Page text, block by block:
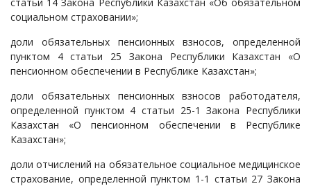
социальном страховании»;
доли обязательных пенсионных взносов, определенной
пунктом 4 статьи 25 Закона Республики Казахстан «О
пенсионном обеспечении в Республике Казахстан»;
доли обязательных пенсионных взносов работодателя,
определенной пунктом 4 статьи 25-1 Закона Республики
Казахстан «О пенсионном обеспечении в Республике
Казахстан»;
доли отчислений на обязательное социальное медицинское
страхование, определенной пунктом 1-1 статьи 27 Закона